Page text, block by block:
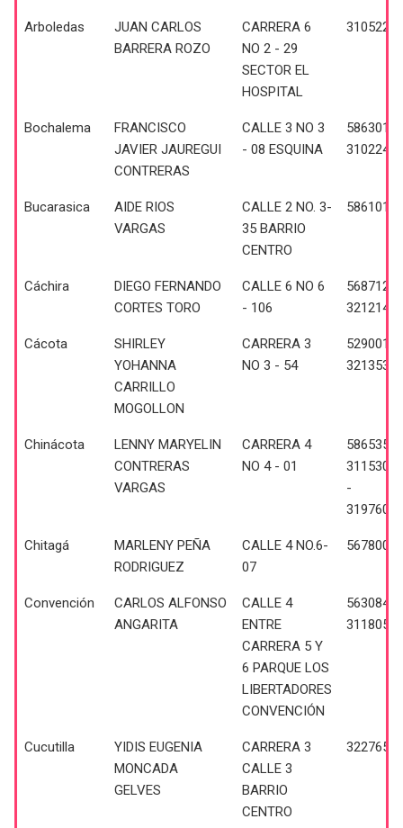
Arboledas
JUAN CARLOS
BARRERA ROZO
CARRERA 6
NO 2 - 29
SECTOR EL
HOSPITAL
Bochalema
FRANCISCO
JAVIER JAUREGUI
CONTRERAS
CALLE 3 NO 3
- 08 ESQUINA
5863014
Bucarasica
AIDE RIOS
VARGAS
CALLE 2 NO. 3-
35 BARRIO
CENTRO
5861014,
Cáchira
DIEGO FERNANDO
CORTES TORO
CALLE 6 NO 6
- 106
5687121
Cácota
SHIRLEY
YOHANNA
CARRILLO
MOGOLLON
CARRERA 3
NO 3 - 54
5290010
Chinácota
LENNY MARYELIN
CONTRERAS
VARGAS
CARRERA 4
NO 4 - 01
5865356
-
Chitagá
MARLENY PEÑA
RODRIGUEZ
CALLE 4 NO.6-
07
5678002
Convención
CARLOS ALFONSO
ANGARITA
CALLE 4
ENTRE
CARRERA 5 Y
6 PARQUE LOS
LIBERTADORES
CONVENCIÓN
5630840
Cucutilla
YIDIS EUGENIA
MONCADA
GELVES
CARRERA 3
CALLE 3
BARRIO
CENTRO